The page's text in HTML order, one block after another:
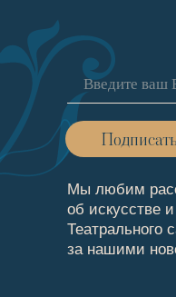
Мы любим
об искусстве
Театрального
за нашими